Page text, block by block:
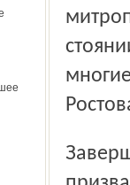
Завершая молебен в Успенском соборе, отец Василий